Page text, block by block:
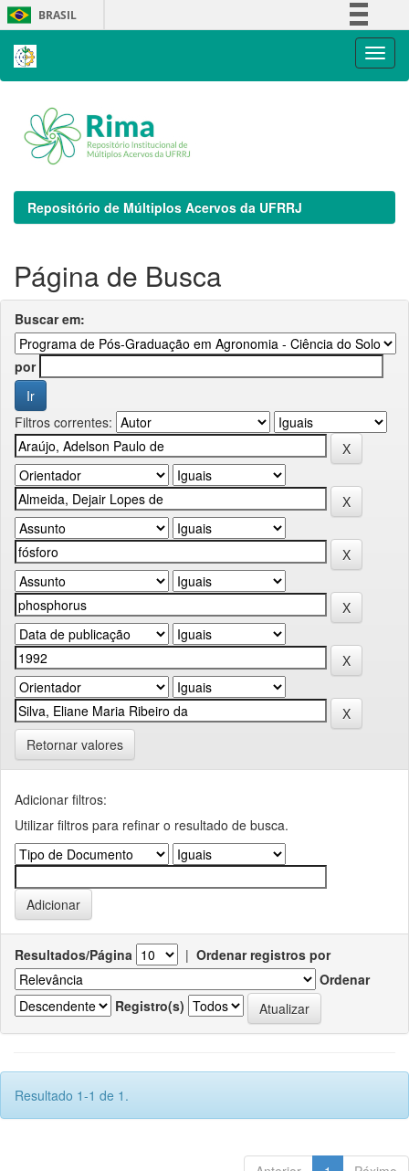
Skip
navigation
BRASIL
Repositório de Múltiplos Acervos da UFRRJ
Página de Busca
Buscar em:
por
Filtros correntes:
Retornar valores
Adicionar filtros:
Utilizar filtros para refinar o resultado de busca.
Resultados/Página | Ordenar registros por
Ordenar
Registro(s)
Resultado 1-1 de 1.